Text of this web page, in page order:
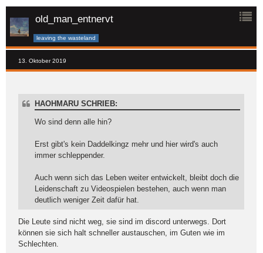
old_man_entnervt
leaving the wasteland
13. Oktober 2019
HAOHMARU SCHRIEB:
Wo sind denn alle hin?
Erst gibt's kein Daddelkingz mehr und hier wird's auch
immer schleppender.
Auch wenn sich das Leben weiter entwickelt, bleibt doch die
Leidenschaft zu Videospielen bestehen, auch wenn man
deutlich weniger Zeit dafür hat.
Die Leute sind nicht weg, sie sind im discord unterwegs. Dort
können sie sich halt schneller austauschen, im Guten wie im
Schlechten.